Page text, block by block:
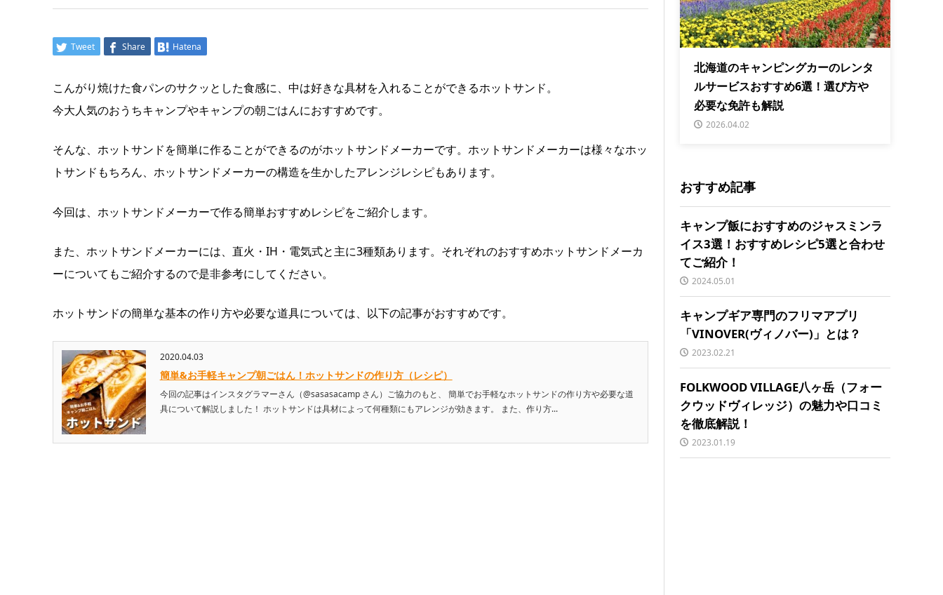
Tweet Share Hatena
こんがり焼けた食パンのサクッとした食感に、中は好きな具材を入れることができるホットサンド。
今大人気のおうちキャンプやキャンプの朝ごはんにおすすめです。
そんな、ホットサンドを簡単に作ることができるのがホットサンドメーカーです。ホットサンドメーカーは様々なホッ
トサンドもちろん、ホットサンドメーカーの構造を生かしたアレンジレシピもあります。
今回は、ホットサンドメーカーで作る簡単おすすめレシピをご紹介します。
また、ホットサンドメーカーには、直火・IH・電気式と主に3種類あります。それぞれのおすすめホットサンドメーカ
ーについてもご紹介するので是非参考にしてください。
ホットサンドの簡単な基本の作り方や必要な道具については、以下の記事がおすすめです。
2020.04.03
簡単&お手軽キャンプ朝ごはん！ホットサンドの作り方（レシピ）
今回の記事はインスタグラマーさん（@sasasacamp さん）ご協力のもと、 簡単でお手軽なホットサンドの作り方や必要な道
具について解説しました！ ホットサンドは具材によって何種類にもアレンジが効きます。 また、作り方...
北海道のキャンピングカーのレンタ
ルサービスおすすめ6選！選び方や
必要な免許も解説
2026.04.02
おすすめ記事
キャンプ飯におすすめのジャスミンラ
イス3選！おすすめレシピ5選と合わせ
てご紹介！
2024.05.01
キャンプギア専門のフリマアプリ
「VINOVER(ヴィノバー)」とは？
2023.02.21
FOLKWOOD VILLAGE八ヶ岳（フォー
クウッドヴィレッジ）の魅力や口コミ
を徹底解説！
2023.01.19